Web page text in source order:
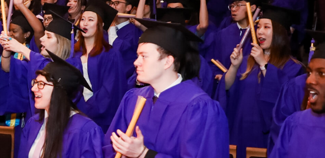
College of Arts and Science
College of Dentistry
College of Global Public Health
Courant Institute of Mathematical Sciences
Gallatin School of Individualized Study
Graduate School of Arts and Science
Institute for the Study of the Ancient World
Institute of Fine Arts
Leonard N. Stern School of Business
Liberal Studies Program